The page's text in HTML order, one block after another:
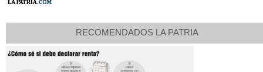
RECOMENDADOS LA PATRIA